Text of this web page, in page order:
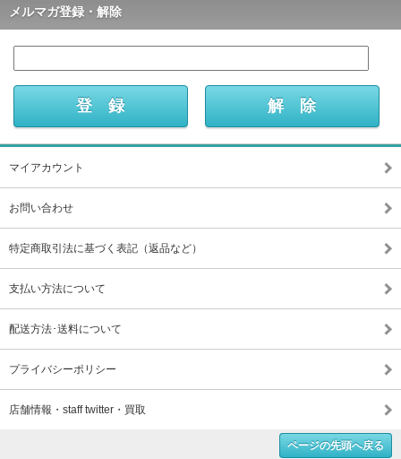
メルマガ登録・解除
マイアカウント
お問い合わせ
特定商取引法に基づく表記（返品など）
支払い方法について
配送方法･送料について
プライバシーポリシー
店舗情報・staff twitter・買取
ページの先頭へ戻る